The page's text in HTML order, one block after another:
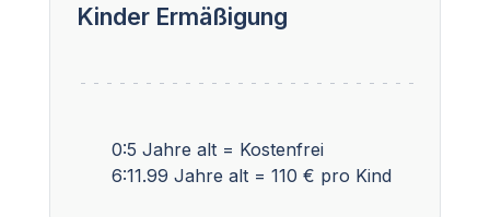
Kinder Ermäßigung
0:5 Jahre alt = Kostenfrei
6:11.99 Jahre alt = 110 € pro Kind